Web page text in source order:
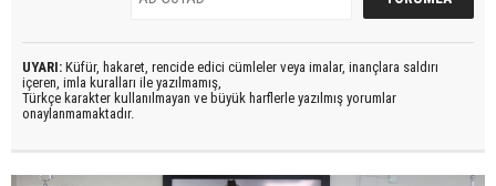
UYARI: Küfür, hakaret, rencide edici cümleler veya imalar, inançlara saldırı
içeren, imla kuralları ile yazılmamış,
Türkçe karakter kullanılmayan ve büyük harflerle yazılmış yorumlar
onaylanmamaktadır.